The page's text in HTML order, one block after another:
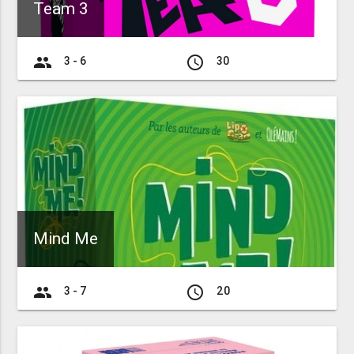
Team 3
group 3 - 6 access_time 30
Mind Me
group 3 - 7 access_time 20